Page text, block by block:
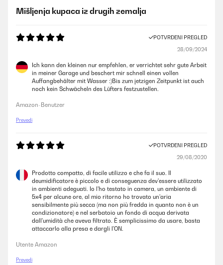
Mišljenja kupaca iz drugih zemalja
POTVRĐENI PREGLED
28/09/2024
Ich kann den kleinen nur empfehlen, er verrichtet sehr gute Arbeit
in meiner Garage und beschert mir schnell einen vollen
Auffangbehälter mit Wasser :)Bis zum jetzigen Zeitpunkt ist auch
noch kein Schwächeln des Lüfters festzustellen.
Amazon-Benutzer
Prevedi
POTVRĐENI PREGLED
29/08/2020
Prodotto compatto, di facile utilizzo e che fa il suo. Il
deumidificatore è piccolo e di conseguenza dev'essere utilizzato
in ambienti adeguati. Io l'ho testato in camera, un ambiente di
5x4 per alcune ore, al mio ritorno ho trovato un'aria
sensibilmente più secca (ma non più fredda in quanto non è un
condizionatore) e nel serbatoio un fondo di acqua derivata
dall'umidità che aveva filtrato. È semplicissimo da usare, basta
attaccarlo alla presa e dargli l'ON.
Utente Amazon
Prevedi